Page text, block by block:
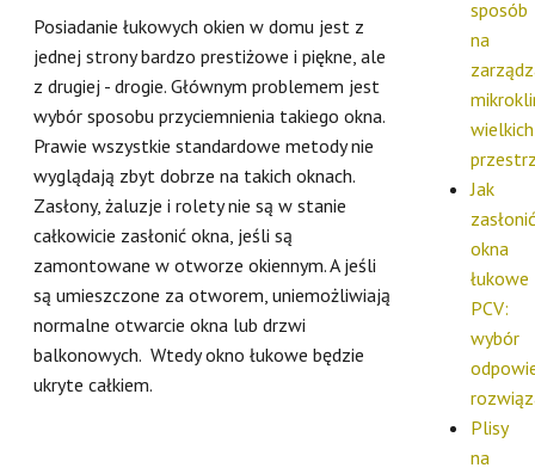
Posiadanie łukowych okien w domu jest z
jednej strony bardzo prestiżowe i piękne, ale
z drugiej - drogie. Głównym problemem jest
wybór sposobu przyciemnienia takiego okna.
Prawie wszystkie standardowe metody nie
wyglądają zbyt dobrze na takich oknach.
Zasłony, żaluzje i rolety nie są w stanie
całkowicie zasłonić okna, jeśli są
zamontowane w otworze okiennym. A jeśli
są umieszczone za otworem, uniemożliwiają
normalne otwarcie okna lub drzwi
balkonowych. Wtedy okno łukowe będzie
ukryte całkiem.
sposób
na
wielkich
Jak
zasłonić
okna
łukowe
PCV:
wybór
Plisy
na